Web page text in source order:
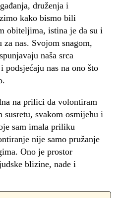
druženja i
kako bismo bili
obiteljima, istina je da su i
za nas. Svojom snagom,
naša srca
podsjećaju nas na ono što
na prilici da volontiram
svakom osmijehu i
sam imala priliku
nije samo pružanje
Ono je prostor
blizine, nade i